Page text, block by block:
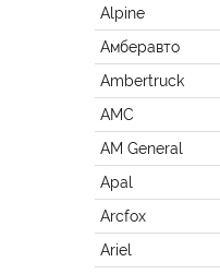
Alpine
Амберавто
Ambertruck
AMC
AM General
Apal
Arcfox
Ariel